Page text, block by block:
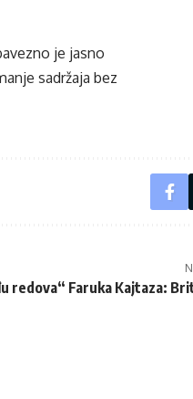
je jasno
sadržaja bez
redova“ Faruka Kajtaza: